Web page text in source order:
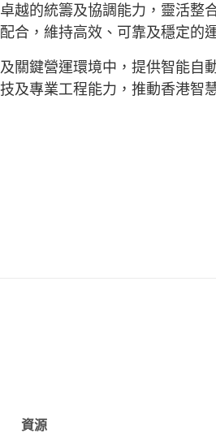
越的統籌及協調能力，靈活整
合，維持高效、可靠及穩定的
關鍵營運環境中，提供智能自
及專業工程能力，推動香港智
資源